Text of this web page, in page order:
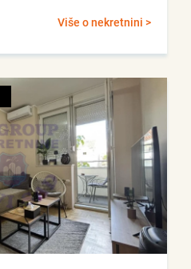
Više o nekretnini >